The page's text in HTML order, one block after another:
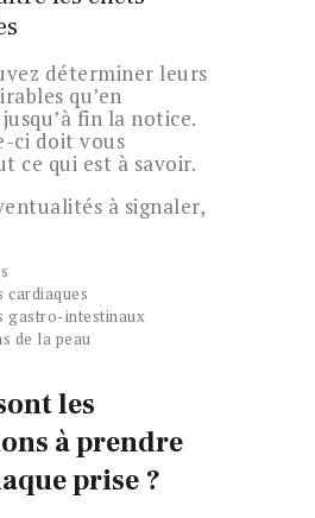
déterminer leurs
qu’en
fin la notice.
ci doit vous
ce qui est à savoir.
à signaler,
cardiaques
gastro-intestinaux
de la peau
les
à prendre
prise ?